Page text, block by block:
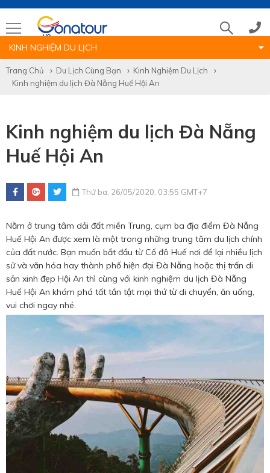
Hotline tour nước ngoài
0786 711 611
Hotline tour trong nước
0783 336 116
Hotine CSKH
0916 404 578
0784 849 849
KINH NGHIỆM DU LỊCH
Trang Chủ Du Lịch Cùng Bạn
Kinh Nghiệm Du Lịch
Kinh nghiệm du lịch Đà Nẵng Huế Hội An
Kinh nghiệm du lịch Đà Nẵng
Huế Hội An
Thứ ba, 26/05/2020, 03:55 GMT+7
Nằm ở trung tâm dải đất miền Trung, cụm ba địa điểm Đà Nẵng
Huế Hội An được xem là một trong những trung tâm du lịch chính
của đất nước. Bạn muốn bắt đầu từ Cố đô Huế nơi để lại nhiều lịch
sử và văn hóa hay thành phố hiện đại Đà Nẵng hoặc thị trấn di
sản xinh đẹp Hội An thì cùng với kinh nghiệm du lịch Đà Nẵng
Huế Hội An khám phá tất tần tật mọi thứ từ di chuyển, ăn uống,
vui chơi ngay nhé.